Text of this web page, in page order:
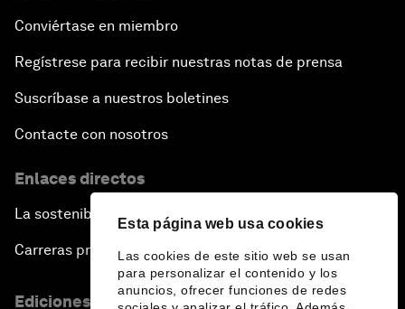
Esta página web usa cookies
Las cookies de este sitio web se usan
para personalizar el contenido y los
anuncios, ofrecer funciones de redes
Conviértase en miembro
Regístrese para recibir nuestras notas de prensa
Suscríbase a nuestros boletines
Contacte con nosotros
Enlaces directos
La sostenibilidad en el Foro
Carreras profesionales
Ediciones en otros idiomas